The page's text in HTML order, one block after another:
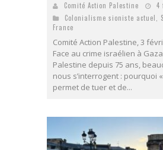
Comité Action Palestine
4
Colonialisme sioniste actuel,
France
Comité Action Palestine, 3
Face au crime israélien à
Palestine depuis 75 ans,
nous s’interrogent : pourquoi
permet de tuer et de...